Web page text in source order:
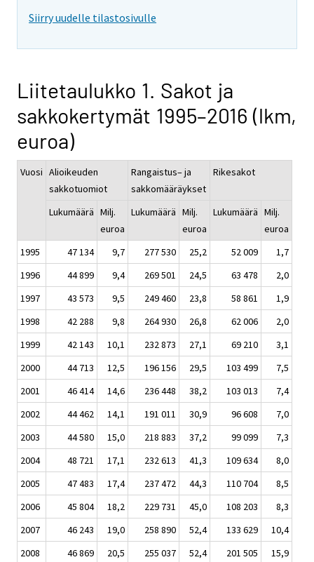
Siirry uudelle tilastosivulle
Liitetaulukko 1. Sakot ja
sakkokertymät 1995–2016 (lkm,
euroa)
Vuosi Alioikeuden
sakkotuomiot
Rangaistus– ja
sakkomääräykset
Rikesakot
Lukumäärä Milj.
euroa
Lukumäärä Milj.
euroa
Lukumäärä Milj.
euroa
1995
47 134 9,7 277 530 25,2 52 009
1,7
1996
44 899 9,4 269 501 24,5 63 478
2,0
1997
43 573 9,5 249 460 23,8 58 861
1,9
1998
42 288 9,8 264 930 26,8 62 006
2,0
1999
42 143 10,1 232 873 27,1 69 210
3,1
2000
44 713 12,5 196 156 29,5 103 499
7,5
2001
46 414 14,6 236 448 38,2 103 013
7,4
2002
44 462 14,1 191 011 30,9 96 608
7,0
2003
44 580 15,0 218 883 37,2 99 099
7,3
2004
48 721 17,1 232 613 41,3 109 634
8,0
2005
47 483 17,4 237 472 44,3 110 704
8,5
2006
45 804 18,2 229 731 45,0 108 203
8,3
2007
46 243 19,0 258 890 52,4 133 629
10,4
2008
46 869 20,5 255 037 52,4 201 505
15,9